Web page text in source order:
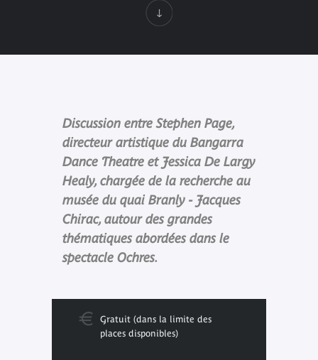
Discussion entre Stephen Page,
directeur artistique du Bangarra
Dance Theatre et Jessica De Largy
Healy, chargée de la recherche au
musée du quai Branly - Jacques
Chirac, autour des grandes
thématiques abordées dans le
spectacle Ochres.
Gratuit (dans la limite des
places disponibles)